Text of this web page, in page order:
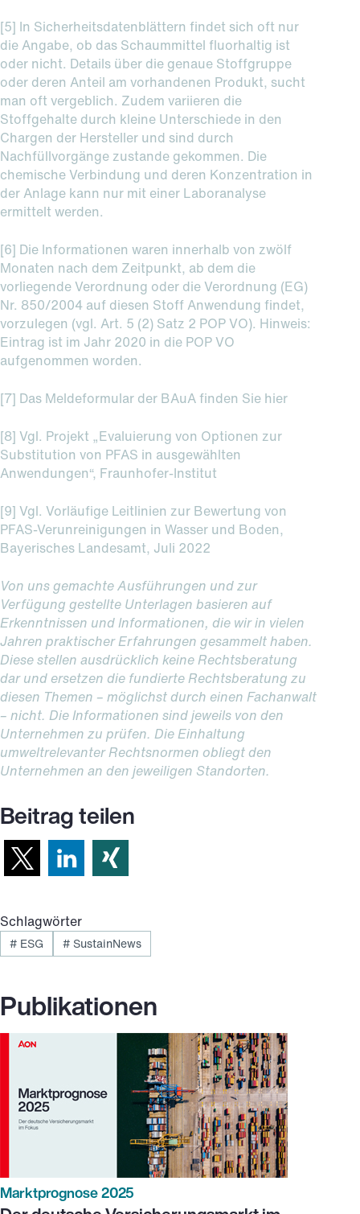
[5] In Sicherheitsdatenblättern findet sich oft nur
die Angabe, ob das Schaummittel fluorhaltig ist
oder nicht. Details über die genaue Stoffgruppe
oder deren Anteil am vorhandenen Produkt, sucht
man oft vergeblich. Zudem variieren die
Stoffgehalte durch kleine Unterschiede in den
Chargen der Hersteller und sind durch
Nachfüllvorgänge zustande gekommen. Die
chemische Verbindung und deren Konzentration in
der Anlage kann nur mit einer Laboranalyse
ermittelt werden.
[6] Die Informationen waren innerhalb von zwölf
Monaten nach dem Zeitpunkt, ab dem die
vorliegende Verordnung oder die Verordnung (EG)
Nr. 850/2004 auf diesen Stoff Anwendung findet,
vorzulegen (vgl. Art. 5 (2) Satz 2 POP VO). Hinweis:
Eintrag ist im Jahr 2020 in die POP VO
aufgenommen worden.
[7] Das Meldeformular der BAuA finden Sie hier
[8] Vgl. Projekt „Evaluierung von Optionen zur
Substitution von PFAS in ausgewählten
Anwendungen“, Fraunhofer-Institut
[9] Vgl. Vorläufige Leitlinien zur Bewertung von
PFAS-Verunreinigungen in Wasser und Boden,
Bayerisches Landesamt, Juli 2022
Von uns gemachte Ausführungen und zur
Verfügung gestellte Unterlagen basieren auf
Erkenntnissen und Informationen, die wir in vielen
Jahren praktischer Erfahrungen gesammelt haben.
Diese stellen ausdrücklich keine Rechtsberatung
dar und ersetzen die fundierte Rechtsberatung zu
diesen Themen – möglichst durch einen Fachanwalt
– nicht. Die Informationen sind jeweils von den
Unternehmen zu prüfen. Die Einhaltung
umweltrelevanter Rechtsnormen obliegt den
Unternehmen an den jeweiligen Standorten.
Beitrag teilen
Schlagwörter
#ESG #SustainNews
Publikationen
Marktprognose 2025